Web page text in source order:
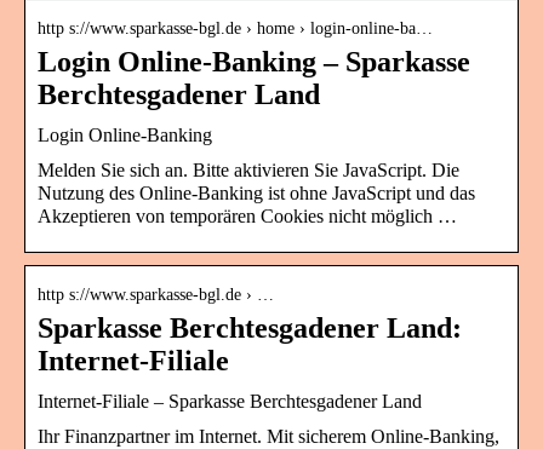
http s://www.sparkasse-bgl.de › home › login-online-ba…
Login Online-Banking – Sparkasse
Berchtesgadener Land
Login Online-Banking
Melden Sie sich an. Bitte aktivieren Sie JavaScript. Die
Nutzung des Online-Banking ist ohne JavaScript und das
Akzeptieren von temporären Cookies nicht möglich …
http s://www.sparkasse-bgl.de › …
Sparkasse Berchtesgadener Land:
Internet-Filiale
Internet-Filiale – Sparkasse Berchtesgadener Land
Ihr Finanzpartner im Internet. Mit sicherem Online-Banking,